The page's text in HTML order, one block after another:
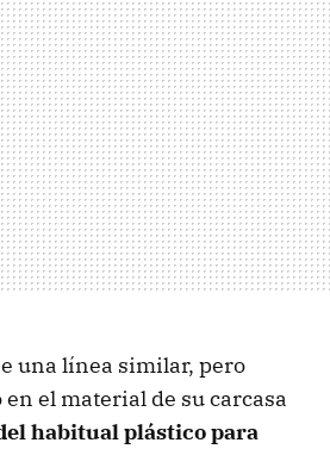
una línea similar, pero
el material de su carcasa
habitual plástico para